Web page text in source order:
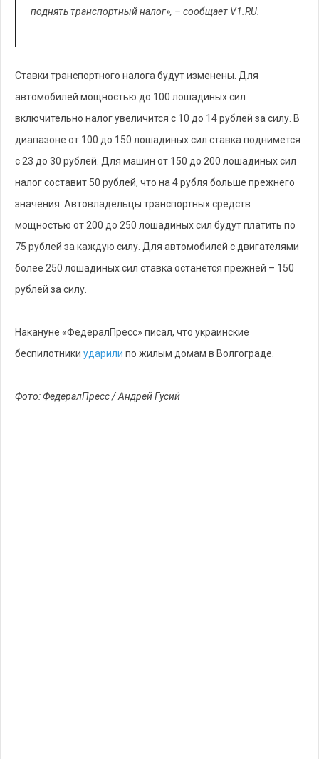
поднять транспортный налог», – сообщает V1.RU.
Ставки транспортного налога будут изменены. Для
автомобилей мощностью до 100 лошадиных сил
включительно налог увеличится с 10 до 14 рублей за силу. В
диапазоне от 100 до 150 лошадиных сил ставка поднимется
с 23 до 30 рублей. Для машин от 150 до 200 лошадиных сил
налог составит 50 рублей, что на 4 рубля больше прежнего
значения. Автовладельцы транспортных средств
мощностью от 200 до 250 лошадиных сил будут платить по
75 рублей за каждую силу. Для автомобилей с двигателями
более 250 лошадиных сил ставка останется прежней – 150
рублей за силу.
Накануне «ФедералПресс» писал, что украинские
беспилотники ударили по жилым домам в Волгограде.
Фото: ФедералПресс / Андрей Гусий